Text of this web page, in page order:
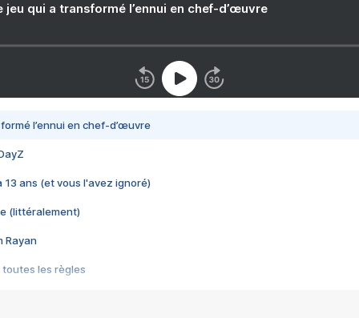
jeu qui a transformé l’ennui en chef-d’œuvre
l’ennui en chef-d’œuvre
13 ans (et vous l'avez ignoré)
(littéralement)
Rayan
toutes les règles